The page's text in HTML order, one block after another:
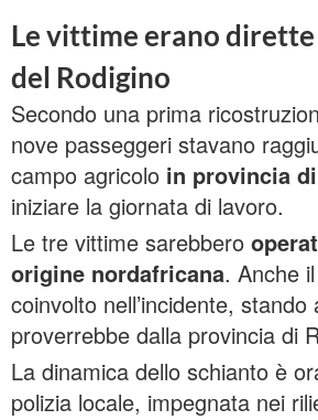
Le vittime erano
del Rodigino
Secondo una prima
nove passeggeri stavano
campo agricolo in provincia
iniziare la giornata di lavoro.
Le tre vittime sarebbero
origine nordafricana. Anche
coinvolto nell’incidente, stando
proverrebbe dalla provincia di
La dinamica dello schianto è
polizia locale, impegnata nei